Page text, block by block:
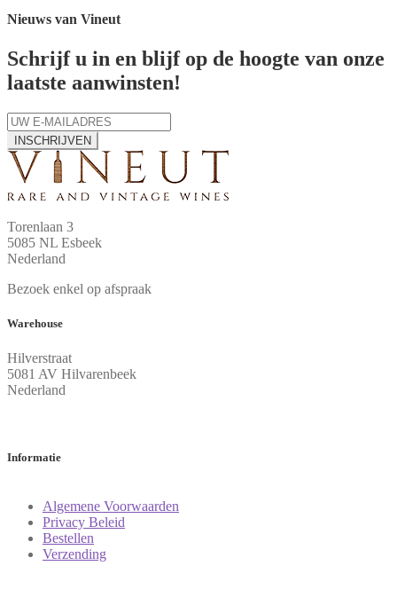
Nieuws van Vineut
Schrijf u in en blijf op de hoogte van onze
laatste aanwinsten!
INSCHRIJVEN
Torenlaan 3
5085 NL Esbeek
Nederland
Bezoek enkel op afspraak
Warehouse
Hilverstraat
5081 AV Hilvarenbeek
Nederland
Informatie
Algemene Voorwaarden
Privacy Beleid
Bestellen
Verzending